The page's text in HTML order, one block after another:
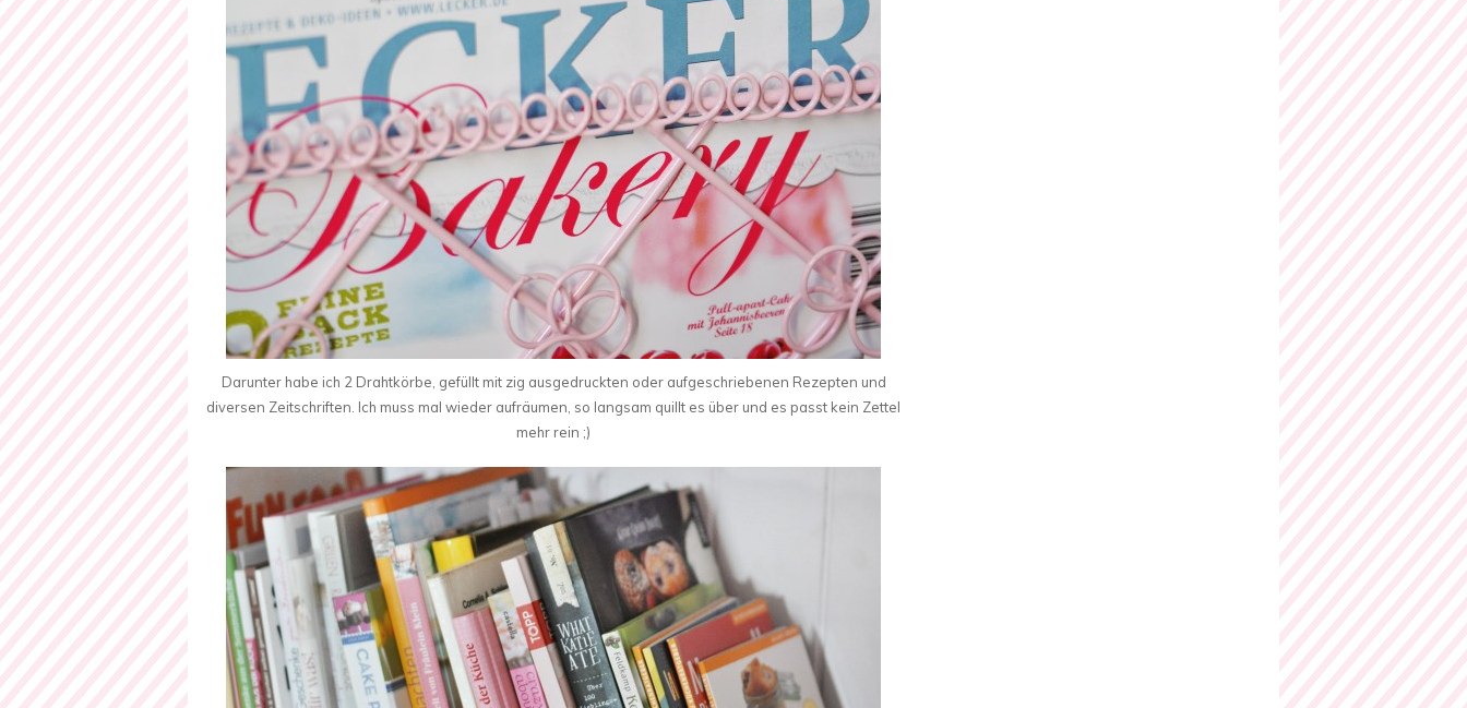
Darunter habe ich 2 Drahtkörbe, gefüllt mit zig ausgedruckten oder aufgeschriebenen Rezepten und
diversen Zeitschriften. Ich muss mal wieder aufräumen, so langsam quillt es über und es passt kein Zettel
mehr rein ;)